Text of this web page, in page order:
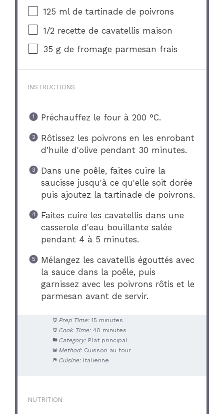
125 ml de tartinade de poivrons
1/2 recette de cavatellis maison
35 g de fromage parmesan frais
INSTRUCTIONS
Préchauffez le four à 200 °C.
Rôtissez les poivrons en les enrobant
d'huile d'olive pendant 30 minutes.
Dans une poêle, faites cuire la
saucisse jusqu'à ce qu'elle soit dorée
puis ajoutez la tartinade de poivrons.
Faites cuire les cavatellis dans une
casserole d'eau bouillante salée
pendant 4 à 5 minutes.
Mélangez les cavatellis égouttés avec
la sauce dans la poêle, puis
garnissez avec les poivrons rôtis et le
parmesan avant de servir.
Prep Time: 15 minutes
Cook Time: 40 minutes
Category: Plat principal
Method: Cuisson au four
Cuisine: Italienne
NUTRITION